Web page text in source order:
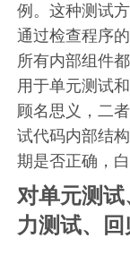
例。这种测试
通过检查程序
所有内部组件
用于单元测试
顾名思义，二
试代码内部结
期是否正确，
对单元测
力测试、